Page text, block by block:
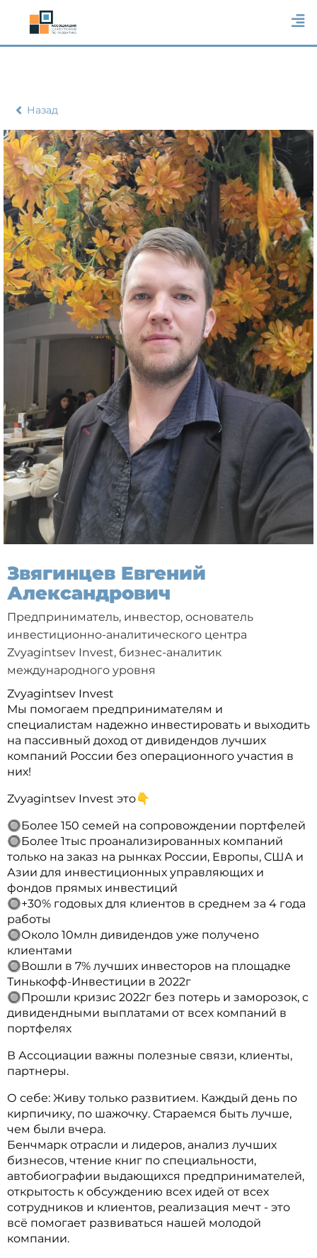
Назад
Звягинцев Евгений
Александрович
Предприниматель, инвестор, основатель
инвестиционно-аналитического центра
Zvyagintsev Invest, бизнес-аналитик
международного уровня
Zvyagintsev Invest
Мы помогаем предпринимателям и
специалистам надежно инвестировать и выходить
на пассивный доход от дивидендов лучших
компаний России без операционного участия в
них!
Zvyagintsev Invest это👇
🔘Более 150 семей на сопровождении портфелей
🔘Более 1тыс проанализированных компаний
только на заказ на рынках России, Европы, США и
Азии для инвестиционных управляющих и
фондов прямых инвестиций
🔘+30% годовых для клиентов в среднем за 4 года
работы
🔘Около 10млн дивидендов уже получено
клиентами
🔘Вошли в 7% лучших инвесторов на площадке
Тинькофф-Инвестиции в 2022г
🔘Прошли кризис 2022г без потерь и заморозок, с
дивидендными выплатами от всех компаний в
портфелях
В Ассоциации важны полезные связи, клиенты,
партнеры.
О себе: Живу только развитием. Каждый день по
кирпичику, по шажочку. Стараемся быть лучше,
чем были вчера.
Бенчмарк отрасли и лидеров, анализ лучших
бизнесов, чтение книг по специальности,
автобиографии выдающихся предпринимателей,
открытость к обсуждению всех идей от всех
сотрудников и клиентов, реализация мечт - это
всё помогает развиваться нашей молодой
компании.